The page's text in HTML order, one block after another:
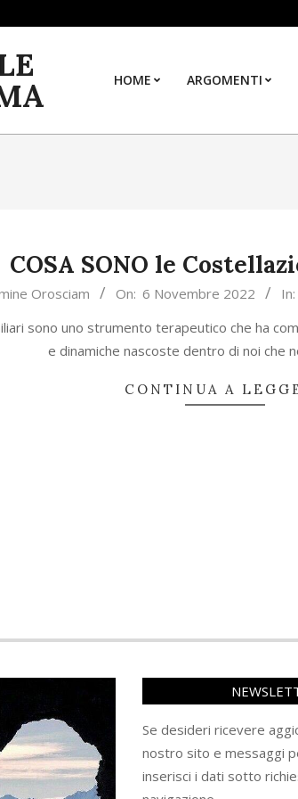
HOME ARGOMENTI
COSA SONO le
Orosciam On: 6 Novembre 2022 In:
sono uno strumento terapeutico che ha
e dinamiche nascoste dentro di noi che
CONTINUA A
Se desideri ricevere
nostro sito e messaggi
inserisci i dati sotto